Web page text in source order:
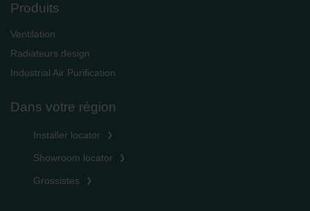
Produits
Ventilation
Radiateurs design
Industrial Air Purification
Dans votre région
Installer locator
Showroom locator
Grossistes